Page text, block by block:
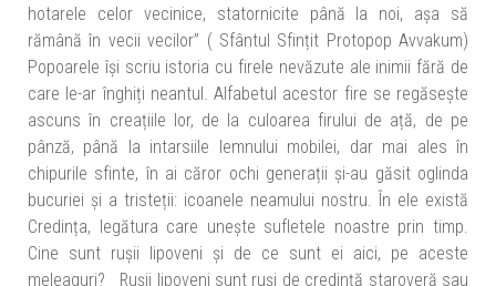
hotarele celor vecinice, statornicite până la noi, așa să
rămână în vecii vecilor” ( Sfântul Sfințit Protopop Avvakum)
Popoarele își scriu istoria cu firele nevăzute ale inimii fără de
care le-ar înghiți neantul. Alfabetul acestor fire se regăsește
ascuns în creațiile lor, de la culoarea firului de ață, de pe
pânză, până la intarsiile lemnului mobilei, dar mai ales în
chipurile sfinte, în ai căror ochi generații și-au găsit oglinda
bucuriei și a tristeții: icoanele neamului nostru. În ele există
Credința, legătura care unește sufletele noastre prin timp.
Cine sunt rușii lipoveni și de ce sunt ei aici, pe aceste
meleaguri? Rușii lipoveni sunt ruși de credință staroveră sau